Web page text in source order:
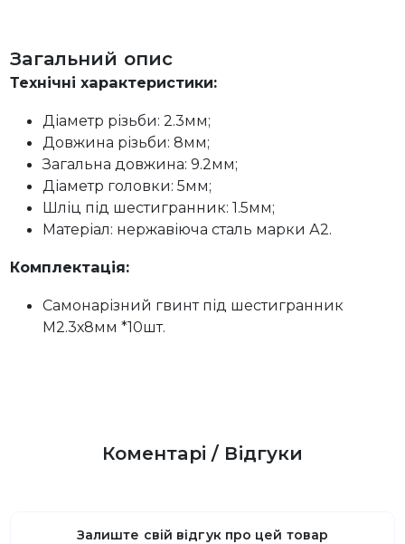
Загальний опис
Технічні характеристики:
Діаметр різьби: 2.3мм;
Довжина різьби: 8мм;
Загальна довжина: 9.2мм;
Діаметр головки: 5мм;
Шліц під шестигранник: 1.5мм;
Матеріал: нержавіюча сталь марки А2.
Комплектація:
Самонарізний гвинт під шестигранник
M2.3х8мм *10шт.
Коментарі / Відгуки
Залиште свій відгук про цей товар